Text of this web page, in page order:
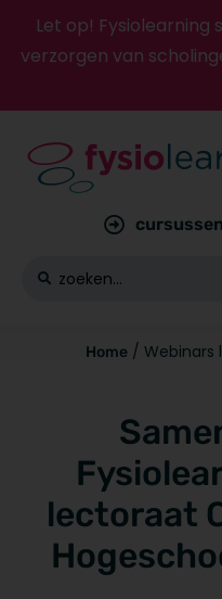
Let op!
verzorgen van
cursussen
Home / Webinars
lectoraat